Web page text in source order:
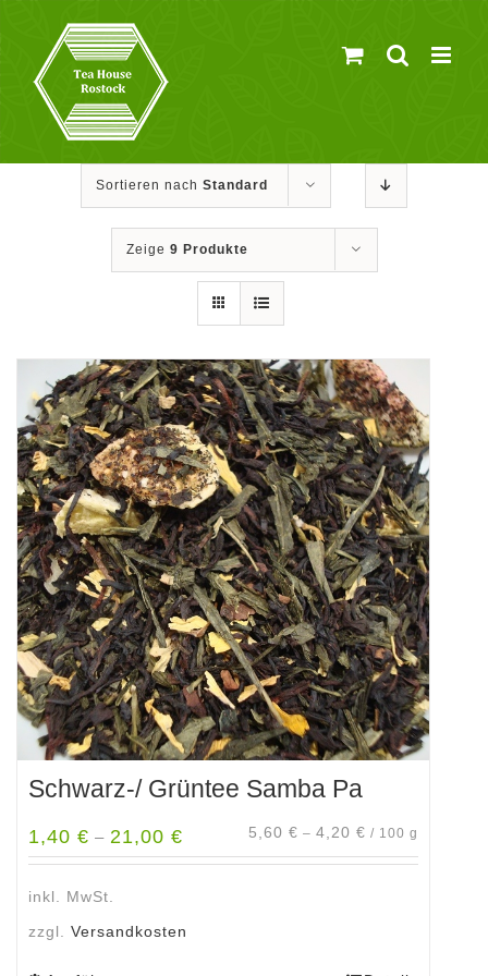
springen
Sortieren nach Standard
Zeige 9 Produkte
Schwarz-/ Grüntee Samba Pa
1,40 € – 21,00 € 5,60 € – 4,20 € / 100 g
inkl. MwSt.
zzgl. Versandkosten